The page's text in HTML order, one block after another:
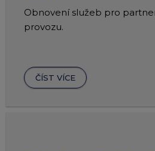
Obnovení služeb pro
provozu.
ČÍST VÍCE